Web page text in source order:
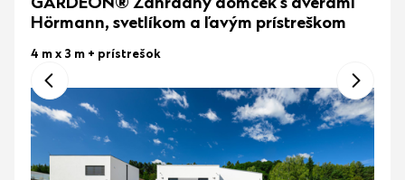
Hörmann, svetlíkom a ľavým prístreškom
4 m x 3 m + prístrešok